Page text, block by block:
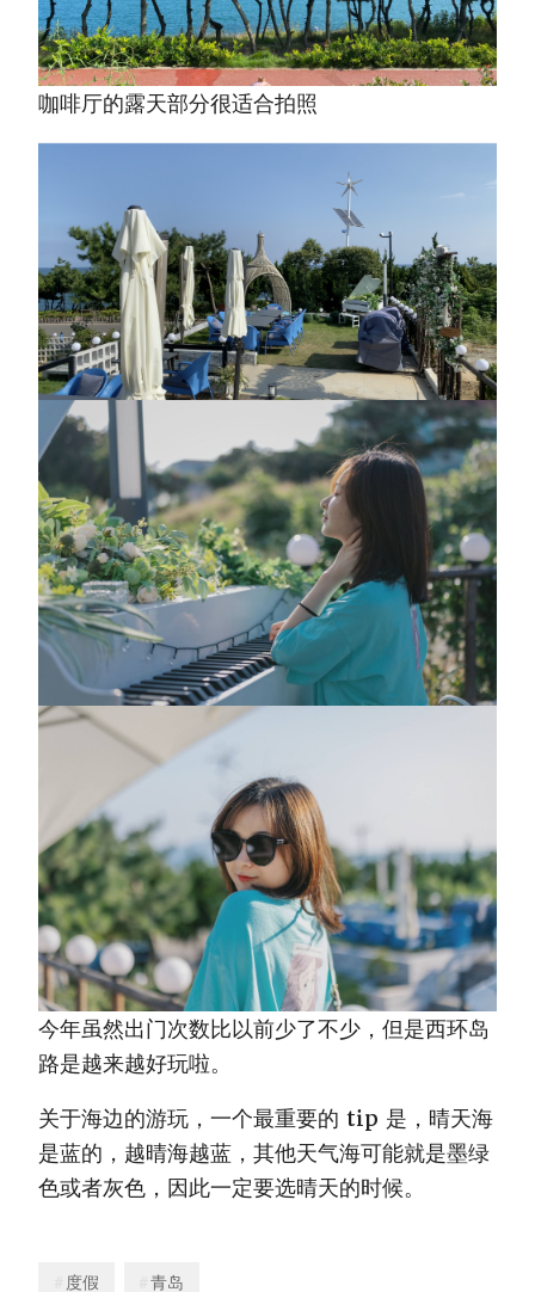
咖啡厅的露天部分很适合拍照
今年虽然出门次数比以前少了不少，但是西环岛
路是越来越好玩啦。
关于海边的游玩，一个最重要的 tip 是，晴天海
是蓝的，越晴海越蓝，其他天气海可能就是墨绿
色或者灰色，因此一定要选晴天的时候。
度假 青岛